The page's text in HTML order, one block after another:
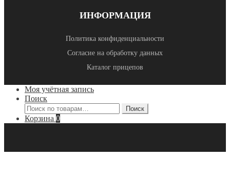
ИНФОРМАЦИЯ
Политика конфиденциальности
Согласие на обработку данных
Каталог прицепов
Моя учётная запись
Поиск
Искать:
Поиск
Корзина 0